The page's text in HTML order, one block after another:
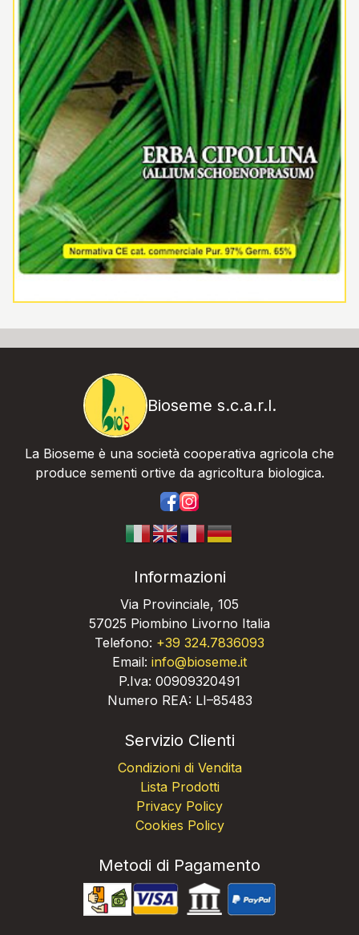
Bioseme s.c.a.r.l.
La Bioseme è una società cooperativa agricola che
produce sementi ortive da agricoltura biologica.
Informazioni
Via Provinciale, 105
57025 Piombino Livorno Italia
Telefono: +39 324.7836093
Email: info@bioseme.it
P.Iva: 00909320491
Numero REA: LI–85483
Servizio Clienti
Condizioni di Vendita
Lista Prodotti
Privacy Policy
Cookies Policy
Metodi di Pagamento